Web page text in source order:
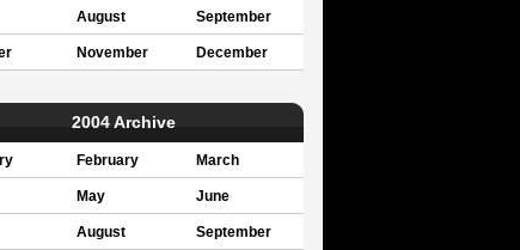
August September
November December
2004 Archive
February March
May June
August September